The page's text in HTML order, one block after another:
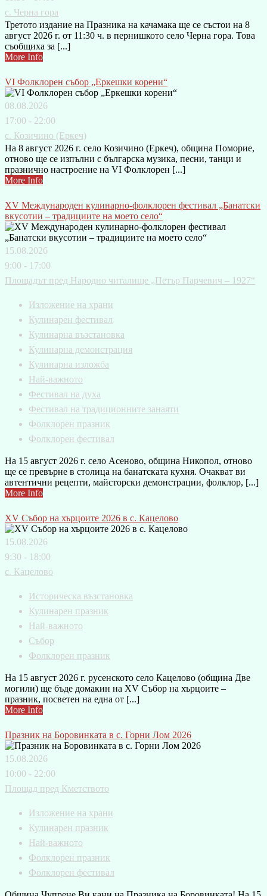
с. Черна гора
Третото издание на Празника на качамака ще се състои на 8
август 2026 г. от 11:30 ч. в пернишкото село Черна гора. Това
съобщиха за [...]
More Info
VI Фолклорен събор „Еркешки корени“
08.08.2026
17:00 - 22:00
с. Козичино (Еркеч)
На 8 август 2026 г. село Козичино (Еркеч), община Поморие,
отново ще се изпълни с българска музика, песни, танци и
празнично настроение на VI Фолклорен [...]
More Info
XV Международен кулинарно-фолклорен фестивал „Банатски
вкусотии – традициите на моето село“
15.08.2026
9:00 - 17:00
Площадът пред Народно читалище „Петър Парчевич – 1927“
Изложение на храни
Кулинарен фестивал
Кулинарна възстановка
Кулинарна демонстрация
Кулинарна изложба
Най-важното
Фестивал на духа
Фестивал на традиционните занаяти
Фолклорен празник
Фолклорен фестивал
На 15 август 2026 г. село Асеново, община Никопол, отново
ще се превърне в столица на банатската кухня. Очакват ви
автентични рецепти, майсторски демонстрации, фолклор, [...]
More Info
XV Събор на хърцоите 2026 в с. Кацелово
15.08.2026
9:30 - 18:00
с. Кацелово
Историческа възстановка
Кулинарен празник
Най-важното
Събор
Фолклорен празник
На 15 август 2026 г. русенското село Кацелово (община Две
могили) ще бъде домакин на XV Събор на хърцоите –
празник, посветен на една от [...]
More Info
Празник на Боровинката в с. Горни Лом 2026
15.08.2026
10:00 - 22:00
Площад пред Кметството
Изложение на храни
Кулинарен празник
Най-важното
Фолклорен празник
Фолклорен фестивал